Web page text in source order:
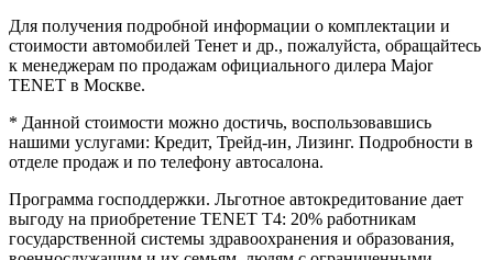
Для получения подробной информации о комплектации и
стоимости автомобилей Тенет и др., пожалуйста, обращайтесь
к менеджерам по продажам официального дилера Major
TENET в Москве.
* Данной стоимости можно достичь, воспользовавшись
нашими услугами: Кредит, Трейд-ин, Лизинг. Подробности в
отделе продаж и по телефону автосалона.
Программа господдержки. Льготное автокредитование дает
выгоду на приобретение TENET T4: 20% работникам
государственной системы здравоохранения и образования,